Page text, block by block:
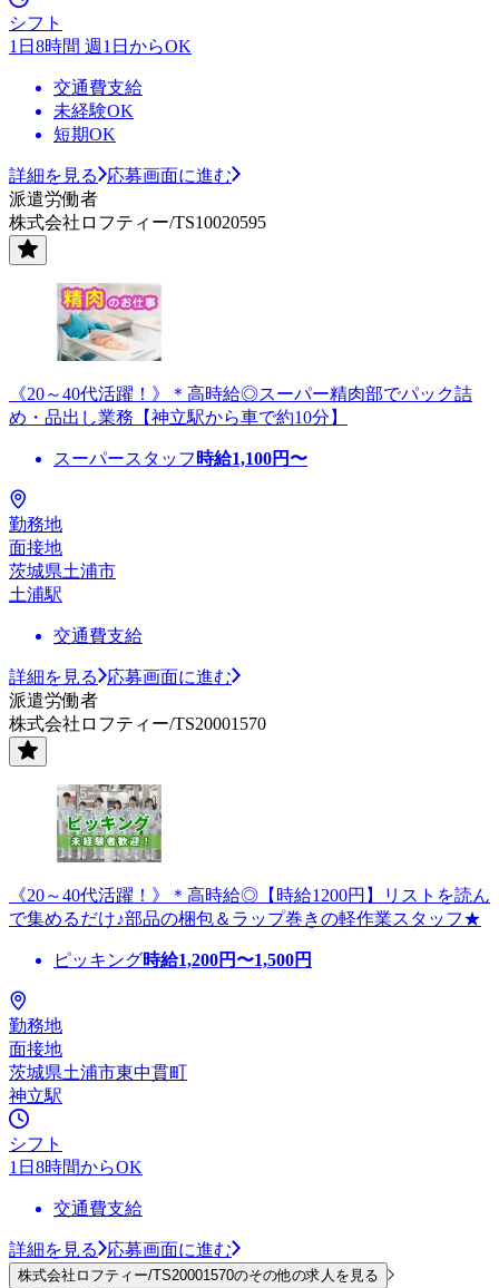
シフト
1日8時間 週1日からOK
交通費支給
未経験OK
短期OK
詳細を見る
応募画面に進む
派遣労働者
株式会社ロフティー/TS10020595
《20～40代活躍！》＊高時給◎スーパー精肉部でパック詰
め・品出し業務【神立駅から車で約10分】
スーパースタッフ 時給1,100円〜
勤務地
面接地
茨城県土浦市
土浦駅
交通費支給
詳細を見る
応募画面に進む
派遣労働者
株式会社ロフティー/TS20001570
《20～40代活躍！》＊高時給◎【時給1200円】リストを読ん
で集めるだけ♪部品の梱包＆ラップ巻きの軽作業スタッフ★
ピッキング時給1,200円〜1,500円
勤務地
面接地
茨城県土浦市東中貫町
神立駅
シフト
1日8時間からOK
交通費支給
詳細を見る 応募画面に進む
株式会社ロフティー/TS20001570のその他の求人を見る